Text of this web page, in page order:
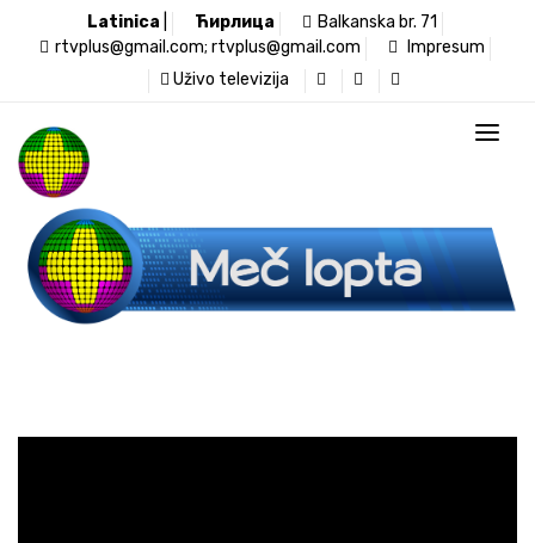
Latinica Ћирлица
Balkanska br. 71
rtvplus@gmail.com; rtvplus@gmail.com
Impresum
Uživo televizija